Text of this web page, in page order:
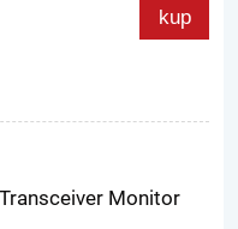
kup
Monitor